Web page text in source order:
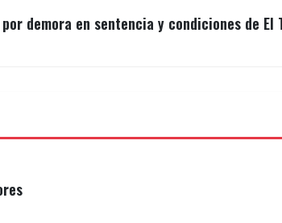
demora en sentencia y condiciones de El